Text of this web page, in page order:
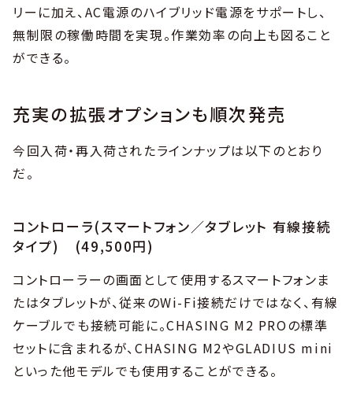
リーに加え、AC電源のハイブリッド電源をサポートし、
無制限の稼働時間を実現。作業効率の向上も図ること
ができる。
充実の拡張オプションも順次発売
今回入荷・再入荷されたラインナップは以下のとおり
だ。
コントローラ(スマートフォン／タブレット 有線接続
タイプ) (49,500円)
コントローラーの画面として使用するスマートフォンま
たはタブレットが、従来のWi-Fi接続だけではなく、有線
ケーブルでも接続可能に。CHASING M2 PROの標準
セットに含まれるが、CHASING M2やGLADIUS mini
といった他モデルでも使用することができる。